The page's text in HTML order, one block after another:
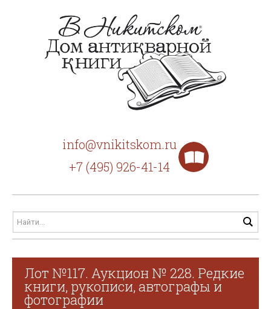
info@vnikitskom.ru
+7 (495) 926-41-14
Лот №117. Аукцион № 228. Редкие
книги, рукописи, автографы и
фотографии